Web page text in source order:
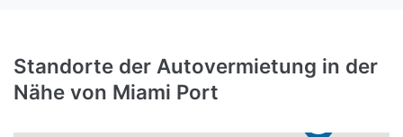
Standorte der Autovermietung in der
Nähe von Miami Port